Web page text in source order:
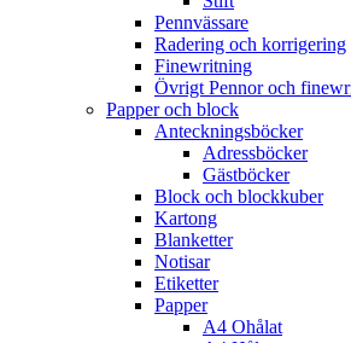
Pennvässare
Radering och korrigering
Finewritning
Övrigt Pennor och
Papper och block
Anteckningsböcker
Adressböcker
Gästböcker
Block och blockkuber
Kartong
Blanketter
Notisar
Etiketter
Papper
A4 Ohålat